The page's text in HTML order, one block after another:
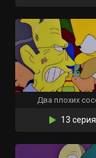
Два плохих
13 серия